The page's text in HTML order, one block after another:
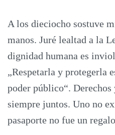
A los dieciocho sostuve
manos. Juré lealtad a la
dignidad humana es
„Respetarla y protegerla
poder público“. Derechos
siempre juntos. Uno no
pasaporte no fue un